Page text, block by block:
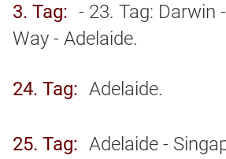
3. Tag
- 23. Tag: Darwin
Way - Adelaide.
24. Tag Adelaide.
25. Tag
Adelaide -